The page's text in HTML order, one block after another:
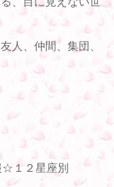
人、仲間、集団、
☆１２星座別